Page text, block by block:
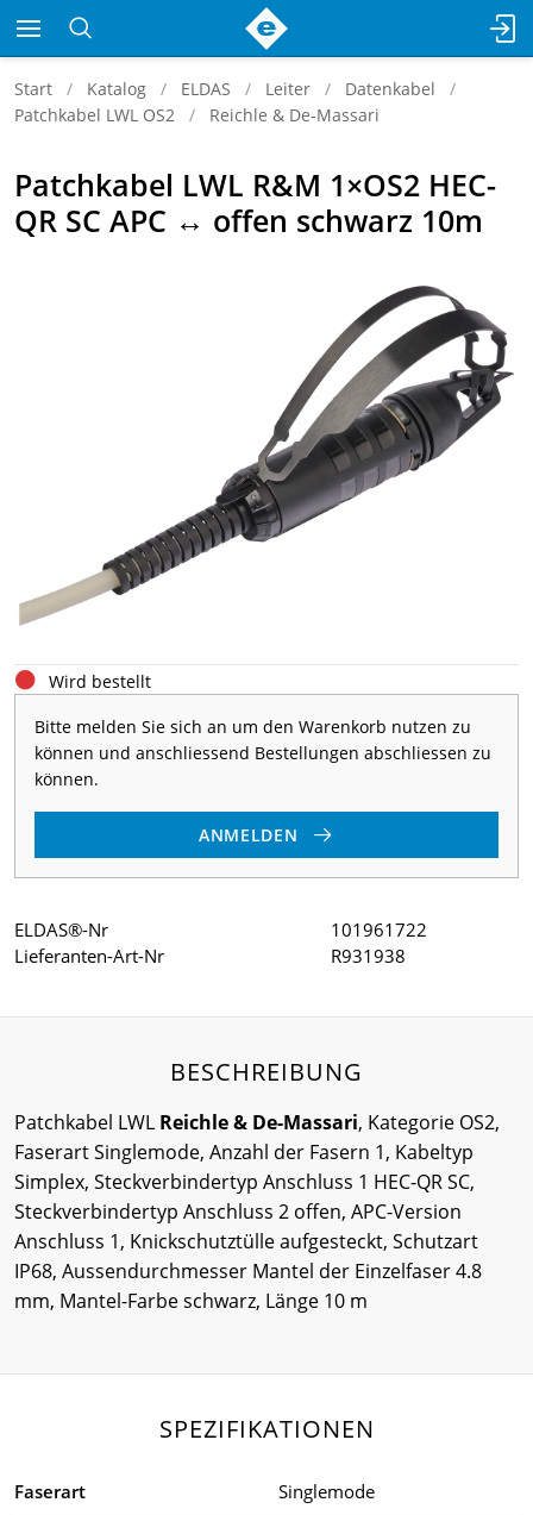
Start Katalog ELDAS Leiter
Datenkabel
Patchkabel LWL OS2
Reichle & De-Massari
Patchkabel LWL R&M 1×OS2 HEC-
QR SC APC ↔ offen schwarz 10m
Wird bestellt
Bitte melden Sie sich an um den Warenkorb nutzen zu
können und anschliessend Bestellungen abschliessen zu
können.
ANMELDEN
ELDAS®-Nr
101961722
Lieferanten-Art-Nr
R931938
BESCHREIBUNG
Patchkabel LWL Reichle & De-Massari, Kategorie OS2,
Faserart Singlemode, Anzahl der Fasern 1, Kabeltyp
Simplex, Steckverbindertyp Anschluss 1 HEC-QR SC,
Steckverbindertyp Anschluss 2 offen, APC-Version
Anschluss 1, Knickschutztülle aufgesteckt, Schutzart
IP68, Aussendurchmesser Mantel der Einzelfaser 4.8
mm, Mantel-Farbe schwarz, Länge 10 m
SPEZIFIKATIONEN
Faserart Singlemode